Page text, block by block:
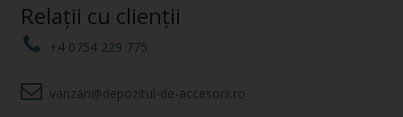
Relații cu clienții
+4 0754 229 775
vanzari@depozitul-de-accesorii.ro